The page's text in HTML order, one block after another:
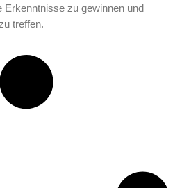
Erkenntnisse zu gewinnen und
treffen.